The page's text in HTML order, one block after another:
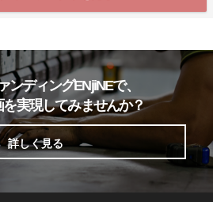
ンディングENjiNEで、
実現してみませんか？
詳しく見る